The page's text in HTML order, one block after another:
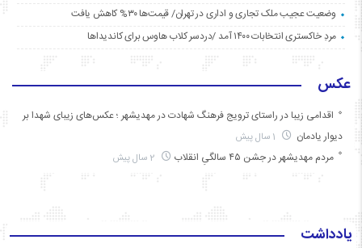
وضعیت عجیب ملک تجاری و اداری در تهران/ قیمت‌ها ۳۰% کاهش یافت
مردِ خاکستری انتخابات ۱۴۰۰ آمد /دردسر کلاب هاوس برای کاندیداها
عکس
اقدامی زیبا در راستای ترویج فرهنگ شهادت در مهدیشهر ؛ عکس‌های زیبای شهدا بر
دیوار یادمان
مردم مهدیشهر در جشن ۴۵ سالگیِ انقلاب
یادداشت